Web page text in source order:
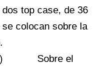
top case, de 36
colocan sobre la
Sobre el